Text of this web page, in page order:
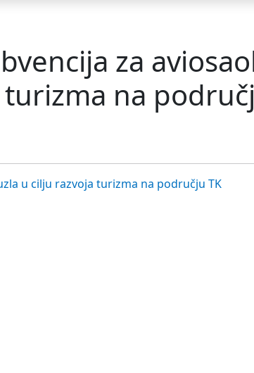
za
turizma na
u cilju razvoja turizma na području TK